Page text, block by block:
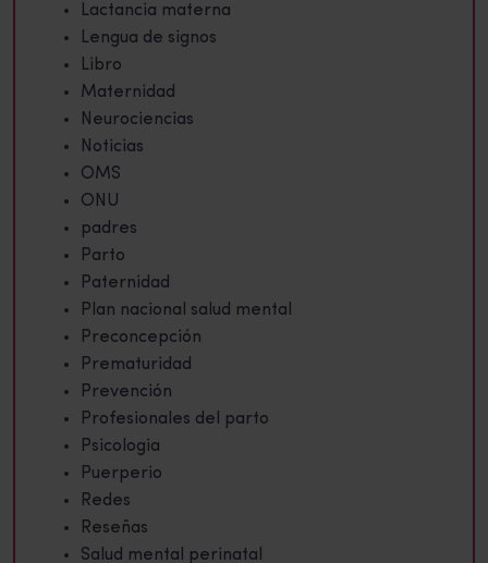
Lactancia materna
Lengua de signos
Libro
Maternidad
Neurociencias
Noticias
OMS
ONU
padres
Parto
Paternidad
Plan nacional salud mental
Preconcepción
Prematuridad
Prevención
Profesionales del parto
Psicologia
Puerperio
Redes
Reseñas
Salud mental perinatal